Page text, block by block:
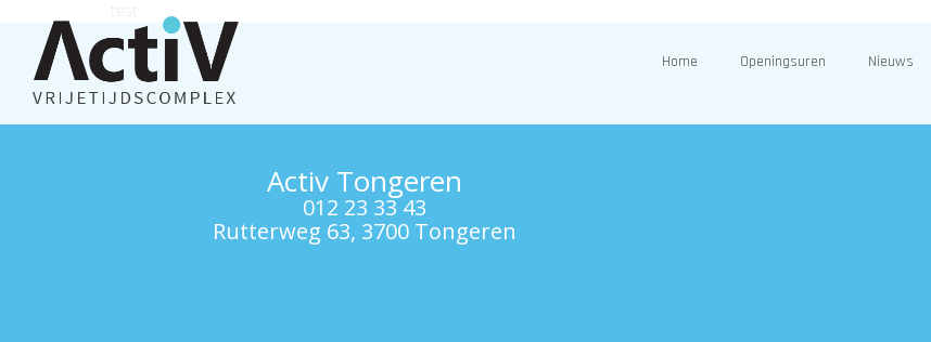
Home Openingsuren Nieuws
Activ Tongeren
012 23 33 43
Rutterweg 63, 3700 Tongeren